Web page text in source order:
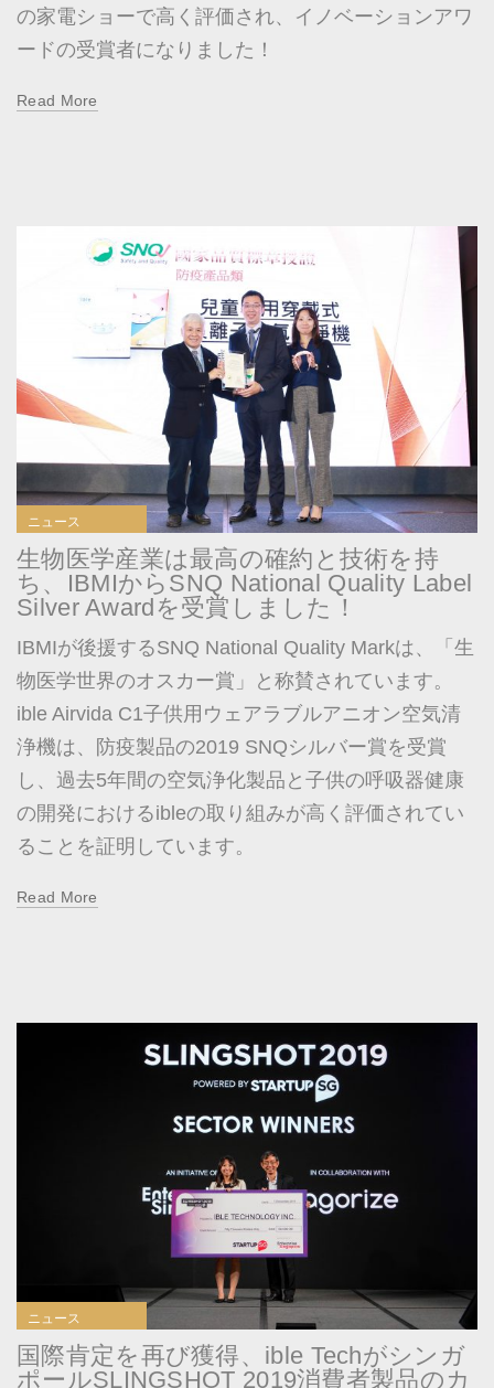
の家電ショーで高く評価され、イノベーションアワ
ードの受賞者になりました！
Read More
ニュース
生物医学産業は最高の確約と技術を持
ち、IBMIからSNQ National Quality Label
Silver Awardを受賞しました！
IBMIが後援するSNQ National Quality Markは、「生
物医学世界のオスカー賞」と称賛されています。
ible Airvida C1子供用ウェアラブルアニオン空気清
浄機は、防疫製品の2019 SNQシルバー賞を受賞
し、過去5年間の空気浄化製品と子供の呼吸器健康
の開発におけるibleの取り組みが高く評価されてい
ることを証明しています。
Read More
ニュース
国際肯定を再び獲得、ible Techがシンガ
ポールSLINGSHOT 2019消費者製品のカ